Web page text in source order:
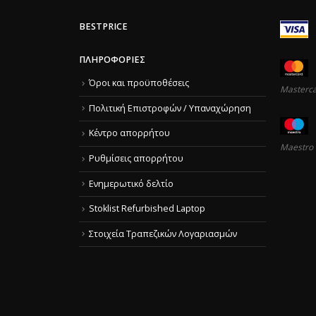
BESTPRICE
ΠΛΗΡΟΦΟΡΊΕΣ
Όροι και προϋποθέσεις
Πολιτική Επιστροφών / Υπαναχώρηση
Κέντρο απορρήτου
Ρυθμίσεις απορρήτου
Ενημερωτικό δελτίο
Stoklist Refurbished Laptop
Στοιχεία Τραπεζικών Λογαριασμών
Maestro